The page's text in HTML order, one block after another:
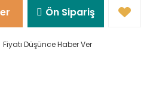
Ön Sipariş
Fiyatı Düşünce Haber Ver